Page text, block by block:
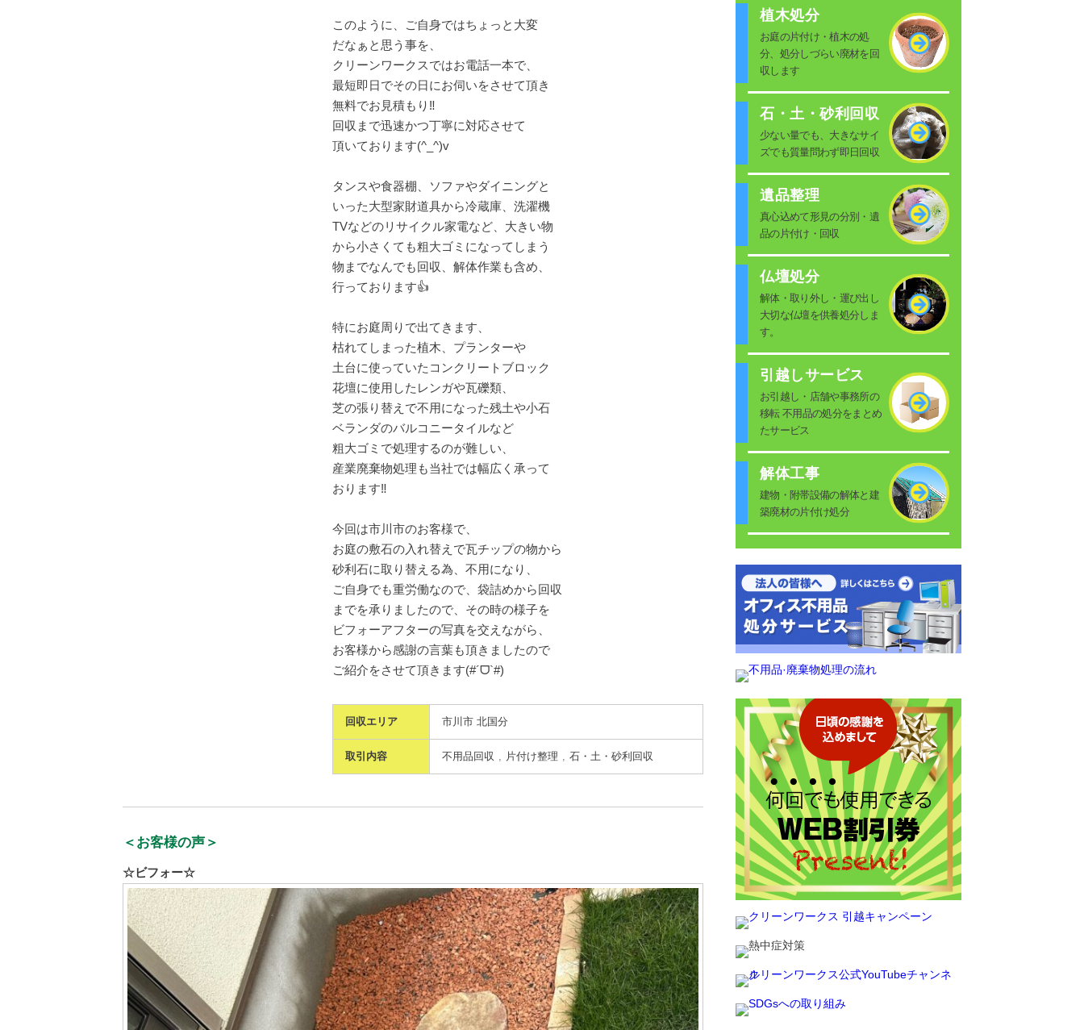
このように、ご自身ではちょっと大変
だなぁと思う事を、
クリーンワークスではお電話一本で、
最短即日でその日にお伺いをさせて頂き
無料でお見積もり‼️
回収まで迅速かつ丁寧に対応させて
頂いております(^_^)v
タンスや食器棚、ソファやダイニングと
いった大型家財道具から冷蔵庫、洗濯機
TVなどのリサイクル家電など、大きい物
から小さくても粗大ゴミになってしまう
物までなんでも回収、解体作業も含め、
行っております👍
特にお庭周りで出てきます、
枯れてしまった植木、プランターや
土台に使っていたコンクリートブロック
花壇に使用したレンガや瓦礫類、
芝の張り替えで不用になった残土や小石
ベランダのバルコニータイルなど
粗大ゴミで処理するのが難しい、
産業廃棄物処理も当社では幅広く承って
おります‼️
今回は市川市のお客様で、
お庭の敷石の入れ替えで瓦チップの物から
砂利石に取り替える為、不用になり、
ご自身でも重労働なので、袋詰めから回収
までを承りましたので、その時の様子を
ビフォーアフターの写真を交えながら、
お客様から感謝の言葉も頂きましたので
ご紹介をさせて頂きます(#´ᗜ`#)
回収エリア 市川市 北国分
取引内容 不用品回収 片付け整理 石・土・砂利回収
＜お客様の声＞
☆ビフォー☆
植木処分
お庭の片付け・植木の処
分、処分しづらい廃材を回
収します
石・土・砂利回収
少ない量でも、大きなサイ
ズでも質量問わず即日回収
遺品整理
真心込めて形見の分別・遺
品の片付け・回収
仏壇処分
解体・取り外し・運び出し
大切な仏壇を供養処分しま
す。
引越しサービス
お引越し・店舗や事務所の
移転 不用品の処分をまとめ
たサービス
解体工事
建物・附帯設備の解体と建
築廃材の片付け処分